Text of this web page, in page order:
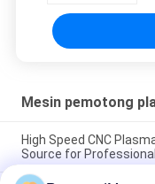
Mesin pemotong
High Speed CNC
Source for